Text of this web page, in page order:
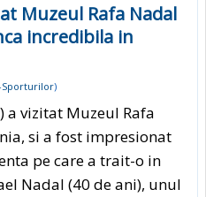
Muzeul Rafa Nadal
incredibila in
Sporturilor)
a vizitat Muzeul Rafa
si a fost impresionat
pe care a trait-o in
Nadal (40 de ani), unul